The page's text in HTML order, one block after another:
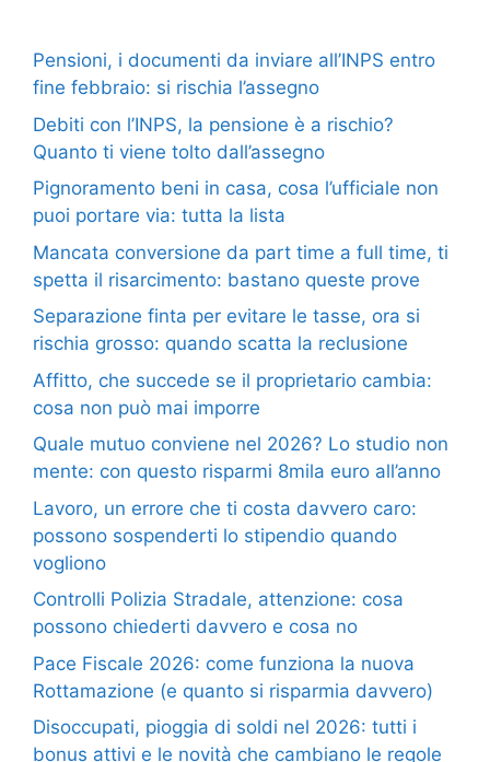
Pensioni, i documenti da inviare all’INPS entro
fine febbraio: si rischia l’assegno
Debiti con l’INPS, la pensione è a rischio?
Quanto ti viene tolto dall’assegno
Pignoramento beni in casa, cosa l’ufficiale non
puoi portare via: tutta la lista
Mancata conversione da part time a full time, ti
spetta il risarcimento: bastano queste prove
Separazione finta per evitare le tasse, ora si
rischia grosso: quando scatta la reclusione
Affitto, che succede se il proprietario cambia:
cosa non può mai imporre
Quale mutuo conviene nel 2026? Lo studio non
mente: con questo risparmi 8mila euro all’anno
Lavoro, un errore che ti costa davvero caro:
possono sospenderti lo stipendio quando
vogliono
Controlli Polizia Stradale, attenzione: cosa
possono chiederti davvero e cosa no
Pace Fiscale 2026: come funziona la nuova
Rottamazione (e quanto si risparmia davvero)
Disoccupati, pioggia di soldi nel 2026: tutti i
bonus attivi e le novità che cambiano le regole